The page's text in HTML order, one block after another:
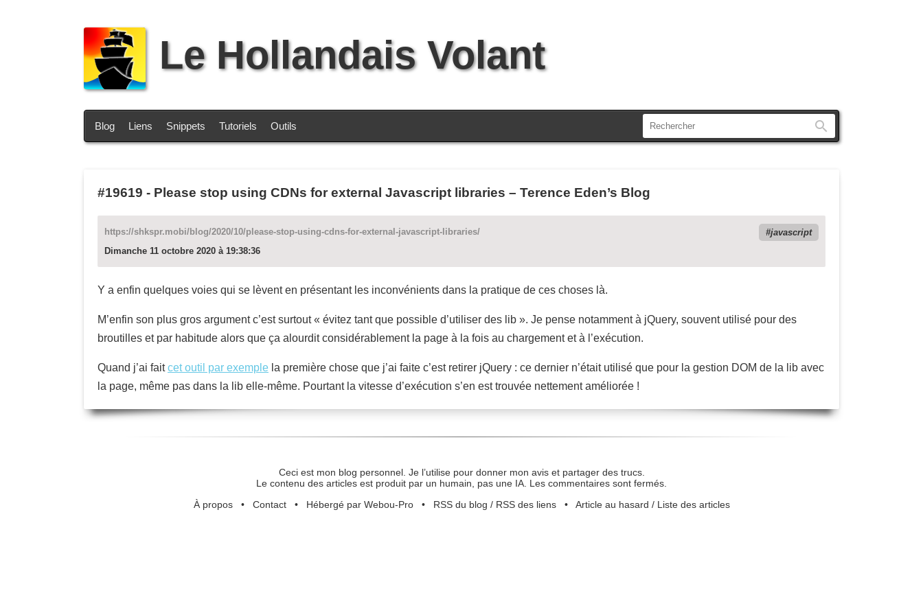
Le Hollandais Volant
Blog Liens Snippets Tutoriels Outils
#19619 - Please stop using CDNs for external Javascript libraries – Terence Eden’s Blog
https://shkspr.mobi/blog/2020/10/please-stop-using-cdns-for-external-javascript-libraries/
javascript
Dimanche 11 octobre 2020 à 19:38:36
Y a enfin quelques voies qui se lèvent en présentant les inconvénients dans la pratique de ces choses là.
M’enfin son plus gros argument c’est surtout « évitez tant que possible d’utiliser des lib ». Je pense notamment à jQuery, souvent utilisé pour des
broutilles et par habitude alors que ça alourdit considérablement la page à la fois au chargement et à l’exécution.
Quand j’ai faitcet outil par exemple la première chose que j’ai faite c’est retirer jQuery : ce dernier n’était utilisé que pour la gestion DOM de la lib avec
la page, même pas dans la lib elle-même. Pourtant la vitesse d’exécution s’en est trouvée nettement améliorée !
Ceci est mon blog personnel. Je l’utilise pour donner mon avis et partager des trucs.
Le contenu des articles est produit par un humain, pas une IA. Les commentaires sont fermés.
À propos• Contact• Hébergé par Webou-Pro• RSS du blog / RSS des liens• Article au hasard / Liste des articles